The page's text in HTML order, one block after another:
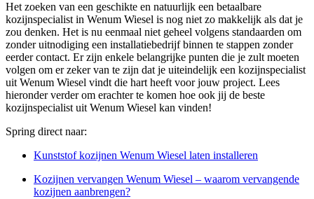
Het zoeken van een geschikte en natuurlijk een betaalbare
kozijnspecialist in Wenum Wiesel is nog niet zo makkelijk als dat je
zou denken. Het is nu eenmaal niet geheel volgens standaarden om
zonder uitnodiging een installatiebedrijf binnen te stappen zonder
eerder contact. Er zijn enkele belangrijke punten die je zult moeten
volgen om er zeker van te zijn dat je uiteindelijk een kozijnspecialist
uit Wenum Wiesel vindt die hart heeft voor jouw project. Lees
hieronder verder om erachter te komen hoe ook jij de beste
kozijnspecialist uit Wenum Wiesel kan vinden!
Spring direct naar:
Kunststof kozijnen Wenum Wiesel laten installeren
Kozijnen vervangen Wenum Wiesel – waarom vervangende
kozijnen aanbrengen?